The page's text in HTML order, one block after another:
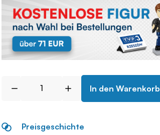
In den Warenkorb
Preisgeschichte